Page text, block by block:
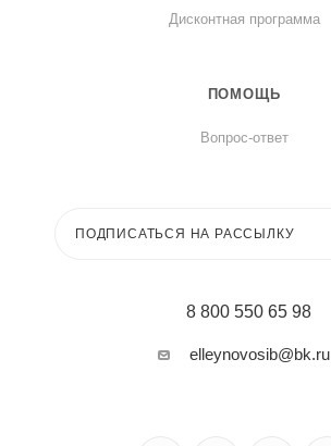
Дисконтная программа
ПОМОЩЬ
Вопрос-ответ
ПОДПИСАТЬСЯ НА РАССЫЛКУ
8 800 550 65 98
elleynovosib@bk.ru